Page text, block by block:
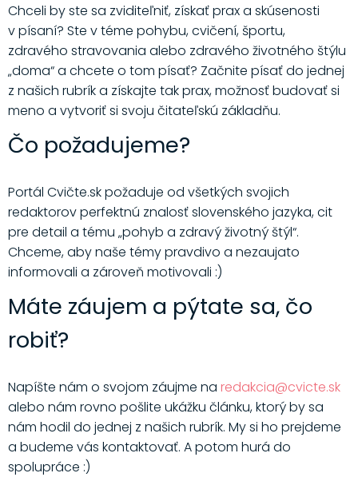
Chceli by ste sa zviditeľniť, získať prax a skúsenosti
v písaní? Ste v téme pohybu, cvičení, športu,
zdravého stravovania alebo zdravého životného štýlu
„doma“ a chcete o tom písať? Začnite písať do jednej
z našich rubrík a získajte tak prax, možnosť budovať si
meno a vytvoriť si svoju čitateľskú základňu.
Čo požadujeme?
Portál Cvičte.sk požaduje od všetkých svojich
redaktorov perfektnú znalosť slovenského jazyka, cit
pre detail a tému „pohyb a zdravý životný štýl“.
Chceme, aby naše témy pravdivo a nezaujato
informovali a zároveň motivovali :)
Máte záujem a pýtate sa, čo
robiť?
Napíšte nám o svojom záujme na redakcia@cvicte.sk
alebo nám rovno pošlite ukážku článku, ktorý by sa
nám hodil do jednej z našich rubrík. My si ho prejdeme
a budeme vás kontaktovať. A potom hurá do
spolupráce :)